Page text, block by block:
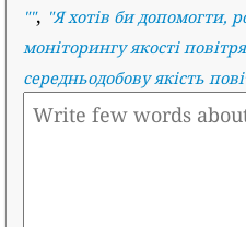
"", "Я хотів би допомогти,
моніторингу якості повітря
середньодобову якість